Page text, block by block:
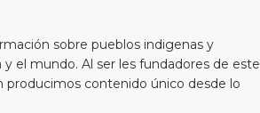
sobre pueblos indigenas y
el mundo. Al ser les fundadores de este
contenido único desde lo